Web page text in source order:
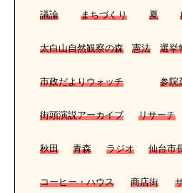
議論 まちづくり 夏
太白山自然観察の森 憲法 選挙
市政だよりウォッチ 参院
街頭演説アーカイブ リサーチ
秋田 青森 ラジオ 仙台市
コーヒー・ハウス 商店街